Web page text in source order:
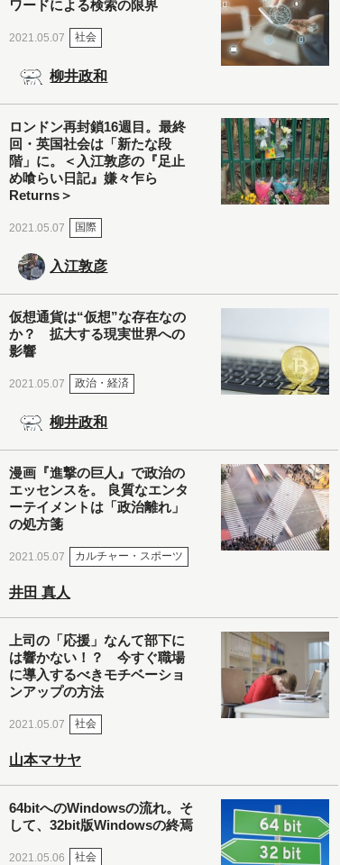
ワードによる検索の限界
2021.05.07 社会
柳井政和
ロンドン再封鎖16週目。最終
回・英国社会は「新たな段
階」に。＜入江敦彦の『足止
め喰らい日記』嫌々乍ら
Returns＞
2021.05.07 国際
入江敦彦
仮想通貨は“仮想”な存在なの
か？ 拡大する現実世界への
影響
2021.05.07 政治・経済
柳井政和
漫画『進撃の巨人』で政治の
エッセンスを。 良質なエンタ
ーテイメントは「政治離れ」
の処方箋
2021.05.07 カルチャー・スポーツ
井田 真人
上司の「応援」なんて部下に
は響かない！？ 今すぐ職場
に導入するべきモチベーショ
ンアップの方法
2021.05.07 社会
山本マサヤ
64bitへのWindowsの流れ。そ
して、32bit版Windowsの終焉
2021.05.06 社会